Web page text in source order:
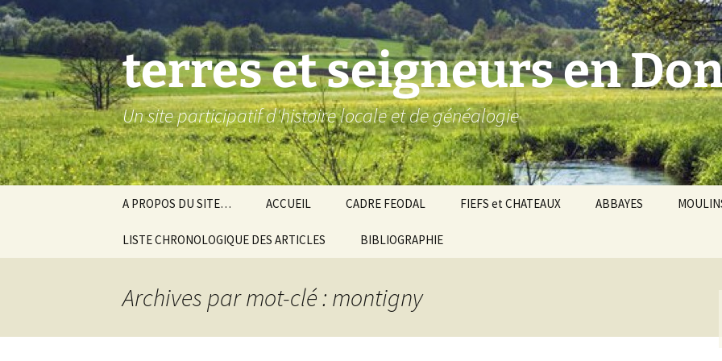
Aller
au
contenu
terres et seigneurs en
Un site participatif d'histoire locale et de généalogie
A PROPOS DU SITE… ACCUEIL CADRE FEODAL
Baronnie de Donzy
Comté-duché de Nevers
FIEFS et CHATEAUX ABBAYES
LISTE CHRONOLOGIQUE DES ARTICLES BIBLIOGRAPHIE
Archives par mot-clé : montigny